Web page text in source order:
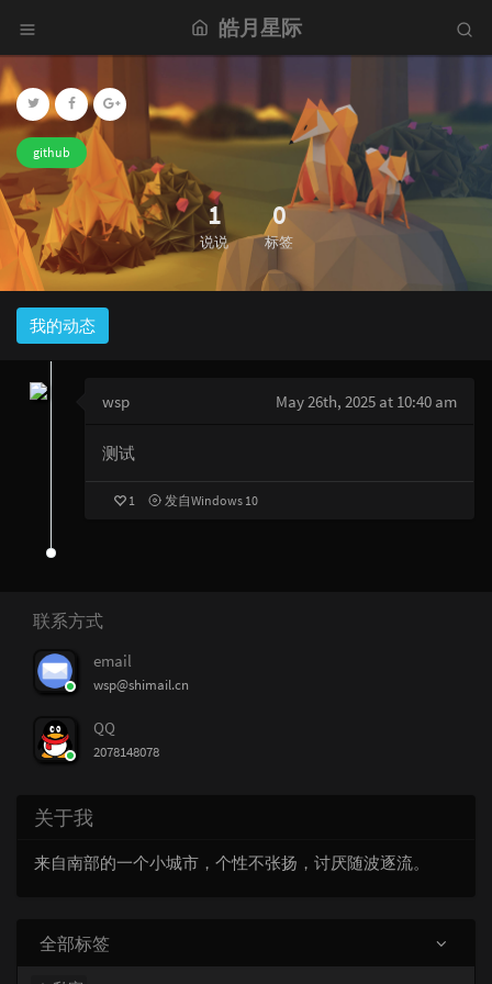
皓月星际
github
1
说说
0
标签
我的动态
wsp May 26th, 2025 at 10:40 am
测试
1 发自Windows 10
联系方式
email
wsp@shimail.cn
QQ
2078148078
关于我
来自南部的一个小城市，个性不张扬，讨厌随波逐流。
全部标签